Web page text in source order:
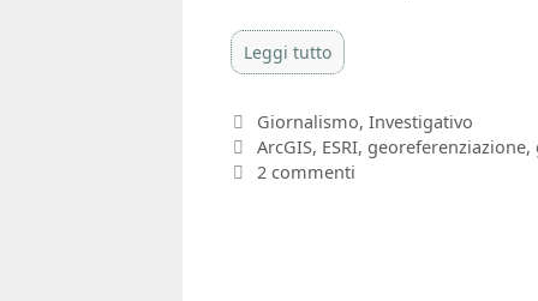
Leggi tutto
Categorie
Giornalismo, Investigativo
Tag
ArcGIS, ESRI, georeferenziazione,
2 commenti